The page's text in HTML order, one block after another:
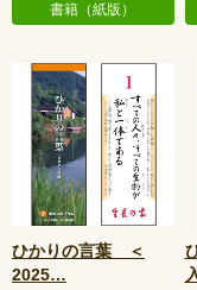
書籍（紙版）
ひかりの言葉 ＜
2025…